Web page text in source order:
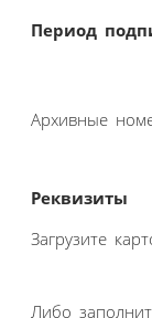
Период
Архивные
Реквизиты
Загрузите
Либо